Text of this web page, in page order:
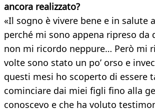
ancora realizzato?
«Il sogno è vivere bene e in salute
perché mi sono appena ripreso da
non mi ricordo neppure… Però mi
volte sono stato un po’ orso e
questi mesi ho scoperto di essere
cominciare dai miei figli fino alla
conoscevo e che ha voluto